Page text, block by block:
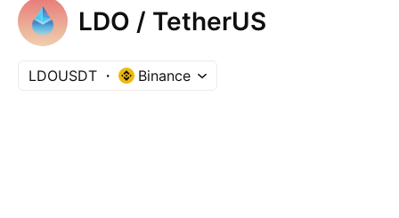
LDO / TetherUS
LDOUSDT Binance